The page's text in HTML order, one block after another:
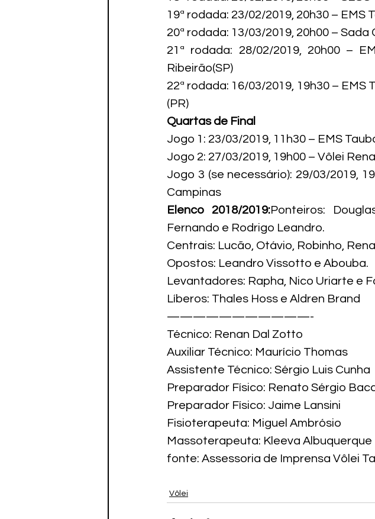
19ª rodada: 23/02/2019, 20h30 – EMS
20ª rodada: 13/03/2019, 20h00 –
21ª rodada: 28/02/2019, 20h00 –
Ribeirão(SP)
22ª rodada: 16/03/2019, 19h30 –
(PR)
Quartas de Final
Jogo 1: 23/03/2019, 11h30 – EMS
Jogo 2: 27/03/2019, 19h00 – Vôlei
Jogo 3 (se necessário): 29/03/2019,
Campinas
Elenco 2018/2019:Ponteiros:
Fernando e Rodrigo Leandro.
Centrais: Lucão, Otávio, Robinho,
Opostos: Leandro Vissotto e Abouba.
Levantadores: Rapha, Nico Uriarte e
Líberos: Thales Hoss e Aldren Brand
———————————-
Técnico: Renan Dal Zotto
Auxiliar Técnico: Maurício Thomas
Assistente Técnico: Sérgio Luis Cunha
Preparador Físico: Renato Sérgio
Preparador Físico: Jaime Lansini
Fisioterapeuta: Miguel Ambrósio
Massoterapeuta: Kleeva Albuquerque
fonte: Assessoria de Imprensa Vôlei
Vôlei